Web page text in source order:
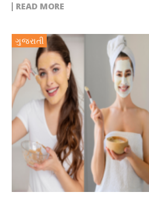
READ MORE
ગુજરાતી